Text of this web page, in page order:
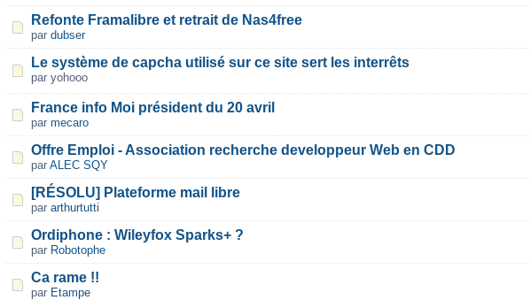
Refonte Framalibre et retrait de Nas4free
par dubser
Le système de capcha utilisé sur ce site sert les interrêts
par yohooo
France info Moi président du 20 avril
par mecaro
Offre Emploi - Association recherche developpeur Web en CDD
par ALEC SQY
[RÉSOLU] Plateforme mail libre
par arthurtutti
Ordiphone : Wileyfox Sparks+ ?
par Robotophe
Ca rame !!
par Etampe